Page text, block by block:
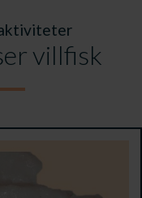
villfisk